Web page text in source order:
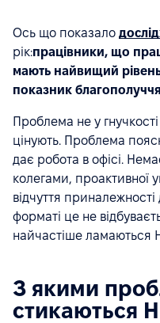
Ось що показало
рік:працівники, що
мають найвищий
показник благополуччя
Проблема не у гнучкості
цінують. Проблема
дає робота в офісі.
колегами, проактивної
відчуття
форматі це не
найчастіше ламаються
З якими
стикаються